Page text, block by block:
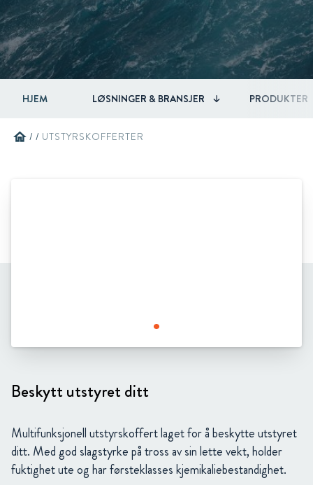
HJEM LØSNINGER & BRANSJER PRODUKTER
home / / UTSTYRSKOFFERTER
Beskytt utstyret ditt
Multifunksjonell utstyrskoffert laget for å beskytte utstyret
ditt. Med god slagstyrke på tross av sin lette vekt, holder
fuktighet ute og har førsteklasses kjemikaliebestandighet.